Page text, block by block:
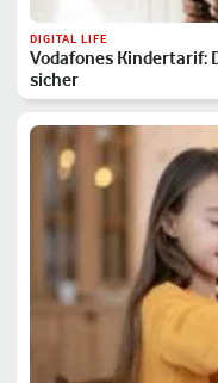
DIGITAL LIFE
Vodafones Kindertarif:
sicher